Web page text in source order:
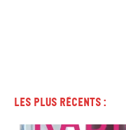
Les plus récents :